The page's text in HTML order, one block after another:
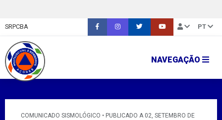
SRPCBA PT
NAVEGAÇÃO
COMUNICADO SISMOLÓGICO • PUBLICADO A 02, SETEMBRO DE